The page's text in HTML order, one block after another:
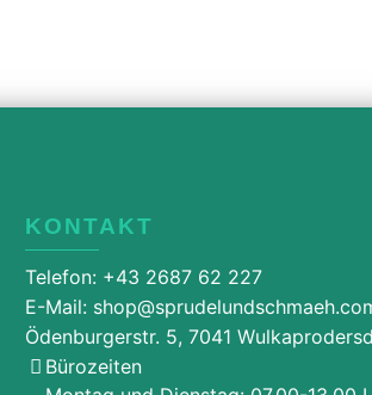
KONTAKT
Telefon: +43 2687 62 227
E-Mail:
Ödenburgerstr. 5, 7041
Bürozeiten